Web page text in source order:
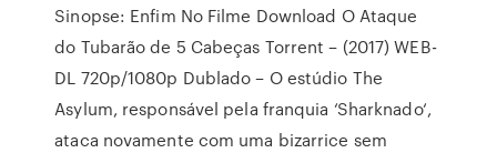
Sinopse: Enfim No Filme Download O Ataque
do Tubarão de 5 Cabeças Torrent – (2017) WEB-
DL 720p/1080p Dublado – O estúdio The
Asylum, responsável pela franquia ‘Sharknado‘,
ataca novamente com uma bizarrice sem